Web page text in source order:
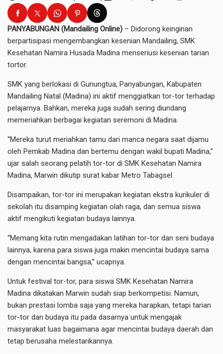
PANYABUNGAN (Mandailing Online) – Didorong keinginan
berpartisipasi mengembangkan kesenian Mandailing, SMK
Kesehatan Namira Husada Madina menseriusi kesenian tarian
tortor.
SMK yang berlokasi di Gunungtua, Panyabungan, Kabupaten
Mandailing Natal (Madina) ini aktif menggiatkan tor-tor terhadap
pelajarnya. Bahkan, mereka juga sudah sering diundang
memeriahkan berbagai kegiatan seremoni di Madina.
“Mereka turut meriahkan tamu dari manca negara saat dijamu
oleh Pemkab Madina dan bertemu dengan wakil bupati Madina,”
ujar salah seorang pelatih tor-tor di SMK Kesehatan Namira
Madina, Marwin dikutip surat kabar Metro Tabagsel.
Disampaikan, tor-tor ini merupakan kegiatan ekstra kurikuler di
sekolah itu disamping kegiatan olah raga, dan semua siswa
aktif mengikuti kegiatan budaya lainnya.
“Memang kita rutin mengadakan latihan tor-tor dan seni budaya
lainnya, karena para siswa juga makin mencintai budaya sama
dengan mencintai bangsa,” ucapnya.
Untuk festival tor-tor, para siswa SMK Kesehatan Namira
Madina dikatakan Marwin sudah siap berkompetisi. Namun,
bukan prestasi lomba saja yang mereka harapkan, tetapi tarian
tor-tor dan budaya itu pada dasarnya untuk mengajak
masyarakat luas bagaimana agar mencintai budaya daerah dan
tetap berusaha melestarikannya.